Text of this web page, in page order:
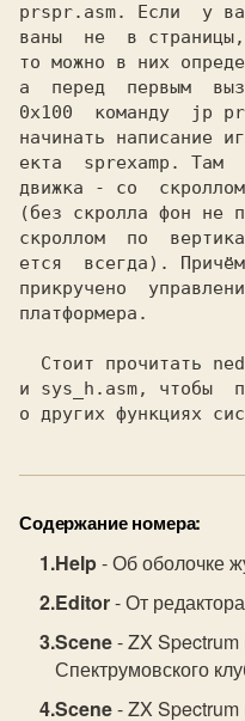
prspr.asm.
Если  у
ваны  не  в
то можно в них
а  перед  первым
0x100
команду jp
начинать написание
екта
sprexamp.
Там
движка - со
(без скролла фон не
скроллом  по
ется  всегда).
прикручено
платформера.
  Стоит прочитать
и sys_h.asm,
чтобы
о других функциях
Содержание номера:
Help- Об оболочке
Editor- От редактора
Scene- ZX Spectrum
Спектрумовского
Scene- ZX Spectrum